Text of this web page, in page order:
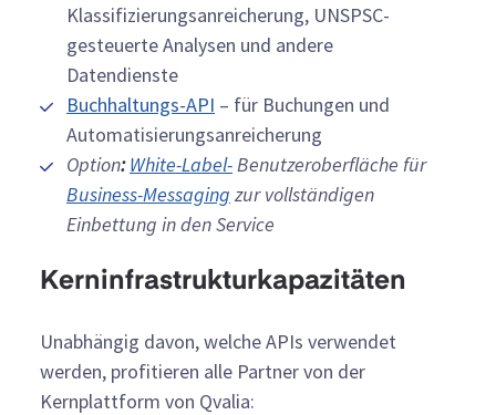
Klassifizierungsanreicherung, UNSPSC-
gesteuerte Analysen und andere
Datendienste
Buchhaltungs-API – für Buchungen und
Automatisierungsanreicherung
Option: White-Label- Benutzeroberfläche für
Business-Messaging zur vollständigen
Einbettung in den Service
Kerninfrastrukturkapazitäten
Unabhängig davon, welche APIs verwendet
werden, profitieren alle Partner von der
Kernplattform von Qvalia: